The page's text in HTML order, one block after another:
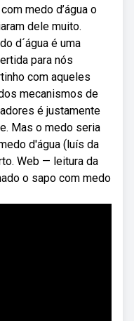
medo d’água o
dele muito.
d´água é uma
para nós
com aqueles
mecanismos de
é justamente
Mas o medo seria
d'água (luís da
Web — leitura da
o sapo com medo